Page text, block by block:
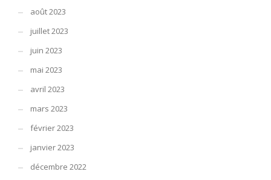
août 2023
juillet 2023
juin 2023
mai 2023
avril 2023
mars 2023
février 2023
janvier 2023
décembre 2022